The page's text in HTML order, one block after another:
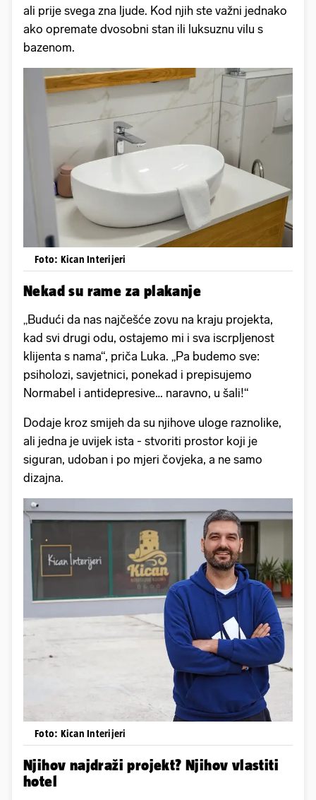
ali prije svega zna ljude. Kod njih ste važni jednako
ako opremate dvosobni stan ili luksuznu vilu s
bazenom.
Foto: Kican Interijeri
Nekad su rame za plakanje
„Budući da nas najčešće zovu na kraju projekta,
kad svi drugi odu, ostajemo mi i sva iscrpljenost
klijenta s nama“, priča Luka. „Pa budemo sve:
psiholozi, savjetnici, ponekad i prepisujemo
Normabel i antidepresive… naravno, u šali!“
Dodaje kroz smijeh da su njihove uloge raznolike,
ali jedna je uvijek ista - stvoriti prostor koji je
siguran, udoban i po mjeri čovjeka, a ne samo
dizajna.
Foto: Kican Interijeri
Njihov najdraži projekt? Njihov vlastiti
hotel